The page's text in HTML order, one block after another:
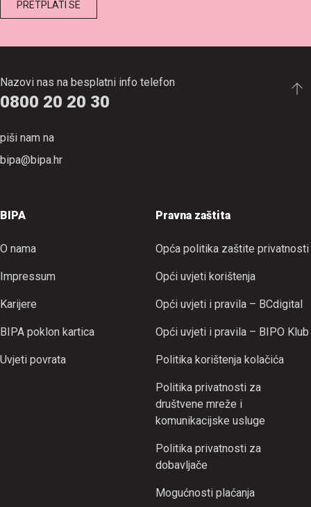
Nazovi nas na besplatni info telefon
0800 20 20 30
piši nam na
bipa@bipa.hr
BIPA
O nama
Impressum
Karijere
BIPA poklon kartica
Uvjeti povrata
Pravna zaštita
Opća politika zaštite privatnosti
Opći uvjeti korištenja
Opći uvjeti i pravila – BCdigital
Opći uvjeti i pravila – BIPO Klub
Politika korištenja kolačića
Politika privatnosti za
društvene mreže i
komunikacijske usluge
Politika privatnosti za
dobavljače
Mogućnosti plaćanja